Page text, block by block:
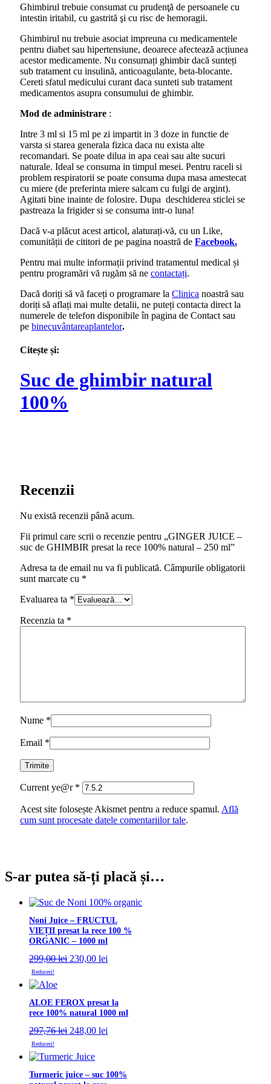
Ghimbirul trebuie consumat cu prudenţă de persoanele cu
intestin iritabil, cu gastrită şi cu risc de hemoragii.
Ghimbirul nu trebuie asociat impreuna cu medicamentele
pentru diabet sau hipertensiune, deoarece afectează acțiunea
acestor medicamente. Nu consumați ghimbir dacă sunteți
sub tratament cu insulină, anticoagulante, beta-blocante.
Cereti sfatul medicului curant daca sunteti sub tratament
medicamentos asupra consumului de ghimbir.
Mod de administrare :
Intre 3 ml si 15 ml pe zi impartit in 3 doze in functie de
varsta si starea generala fizica daca nu exista alte
recomandari. Se poate dilua in apa ceai sau alte sucuri
naturale. Ideal se consuma in timpul mesei. Pentru raceli si
problem respiratorii se poate consuma dupa masa amestecat
cu miere (de preferinta miere salcam cu fulgi de argint).
Agitati bine inainte de folosire. Dupa deschiderea sticlei se
pastreaza la frigider si se consuma intr-o luna!
Dacă v-a plăcut acest articol, alaturați-vă, cu un Like,
comunității de cititori de pe pagina noastră de Facebook.
Pentru mai multe informații privind tratamentul medical și
pentru programări vă rugăm să ne contactați.
Dacă doriți să vă faceți o programare la Clinica noastră sau
doriți să aflați mai multe detalii, ne puteți contacta direct la
numerele de telefon disponibile în pagina de Contact sau
pe binecuvântareaplantelor.
Citește și:
Suc de ghimbir natural
100%
Recenzii
Nu există recenzii până acum.
Fii primul care scrii o recenzie pentru „GINGER JUICE –
suc de GHIMBIR presat la rece 100% natural – 250 ml”
Adresa ta de email nu va fi publicată. Câmpurile obligatorii
sunt marcate cu *
Evaluarea ta *
Recenzia ta *
Nume *
Email *
Current ye@r *
Acest site folosește Akismet pentru a reduce spamul. Află
cum sunt procesate datele comentariilor tale.
S-ar putea să-ți placă și…
Noni Juice – FRUCTUL
VIEȚII presat la rece 100 %
ORGANIC – 1000 ml
299,00lei Prețul
299,00 lei.
230,00 lei
Reduceri!
ALOE FEROX presat la
rece 100% natural 1000 ml
297,76lei Prețul
fost:
297,76 lei.
248,00 lei
Reduceri!
Turmeric juice – suc 100%